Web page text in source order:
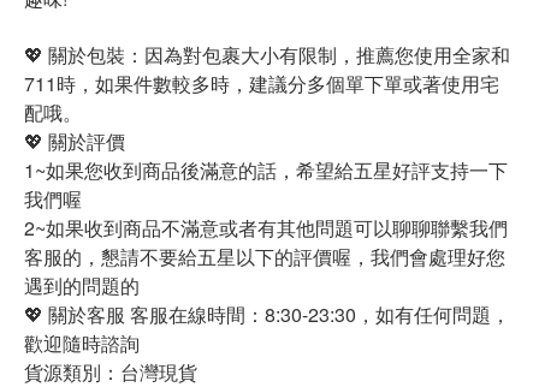
💖 關於包裝：因為對包裹大小有限制，推薦您使用全家和
711時，如果件數較多時，建議分多個單下單或著使用宅
配哦。
💖 關於評價
1~如果您收到商品後滿意的話，希望給五星好評支持一下
我們喔
2~如果收到商品不滿意或者有其他問題可以聊聊聯繫我們
客服的，懇請不要給五星以下的評價喔，我們會處理好您
遇到的問題的
💖 關於客服 客服在線時間：8:30-23:30，如有任何問題，
歡迎隨時諮詢
貨源類別：台灣現貨